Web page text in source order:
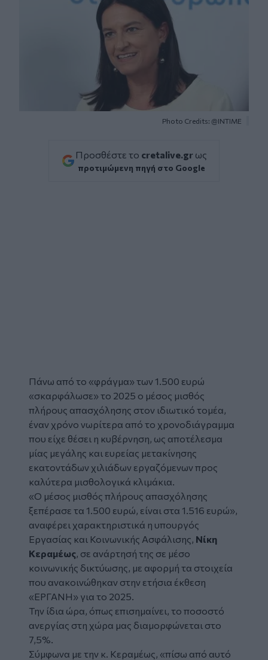
Photo Credits: @INTIME
Προσθέστε το cretalive.gr ως
προτιμώμενη πηγή στο Google
Πάνω από το «φράγμα» των 1.500 ευρώ
«σκαρφάλωσε» το 2025 ο μέσος μισθός
πλήρους απασχόλησης στον ιδιωτικό τομέα,
έναν χρόνο νωρίτερα από το χρονοδιάγραμμα
που είχε θέσει η κυβέρνηση, ως αποτέλεσμα
μίας μεγάλης και ευρείας μετακίνησης
εκατοντάδων χιλιάδων εργαζόμενων προς
καλύτερα μισθολογικά κλιμάκια.
«Ο μέσος μισθός πλήρους απασχόλησης
ξεπέρασε τα 1.500 ευρώ, είναι στα 1.516 ευρώ»,
αναφέρει χαρακτηριστικά η υπουργός
Εργασίας και Κοινωνικής Ασφάλισης, Νίκη
Κεραμέως, σε ανάρτησή της σε μέσο
κοινωνικής δικτύωσης, με αφορμή τα στοιχεία
που ανακοινώθηκαν στην ετήσια έκθεση
«ΕΡΓΑΝΗ» για το 2025.
Την ίδια ώρα, όπως επισημαίνει, το ποσοστό
ανεργίας στη χώρα μας διαμορφώνεται στο
7,5%.
Σύμφωνα με την κ. Κεραμέως, «πίσω από αυτό